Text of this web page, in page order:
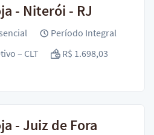
- Niterói - RJ
Período Integral
– CLT R$ 1.698,03
- Juiz de Fora